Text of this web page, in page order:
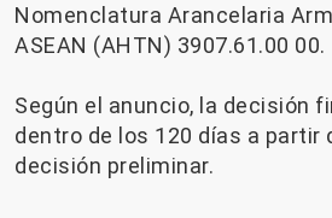
Nomenclatura Arancelaria
ASEAN (AHTN) 3907.61.00 00.
Según el anuncio, la decisión
dentro de los 120 días a partir
decisión preliminar.